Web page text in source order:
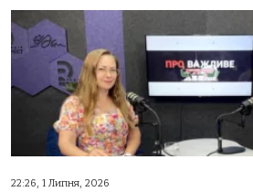
22:26, 1 Липня, 2026